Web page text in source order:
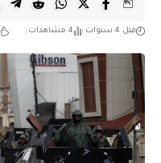
قبل 4 سنوات 4 مشاهدات